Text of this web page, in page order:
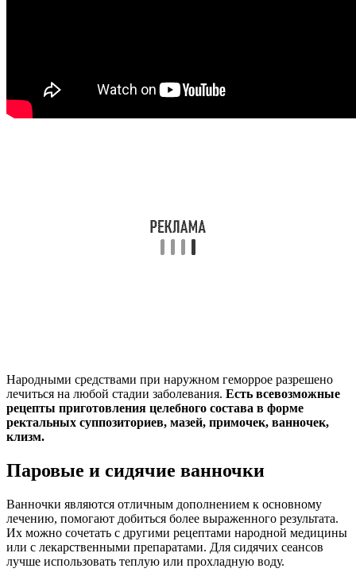
Народными средствами при наружном геморрое разрешено
лечиться на любой стадии заболевания. Есть всевозможные
рецепты приготовления целебного состава в форме
ректальных суппозиториев, мазей, примочек, ванночек,
клизм.
Паровые и сидячие ванночки
Ванночки являются отличным дополнением к основному
лечению, помогают добиться более выраженного результата.
Их можно сочетать с другими рецептами народной медицины
или с лекарственными препаратами. Для сидячих сеансов
лучше использовать теплую или прохладную воду.